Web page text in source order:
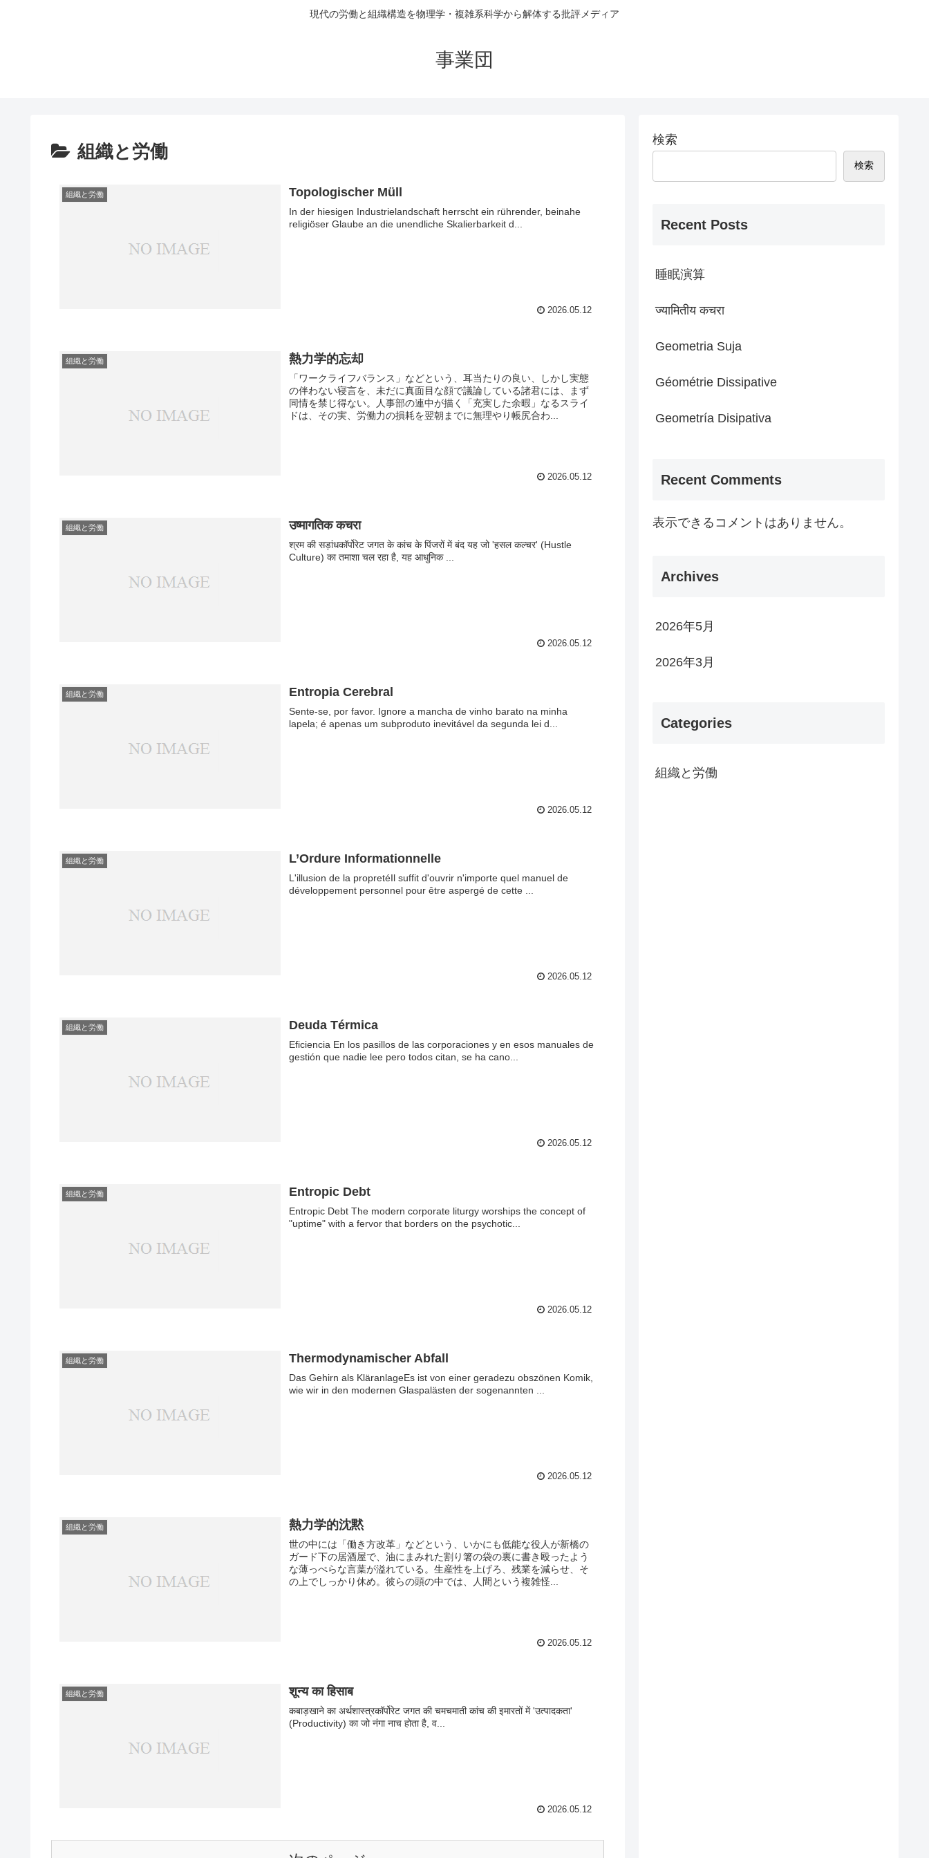
現代の労働と組織構造を物理学・複雑系科学から解体する批評メディア
事業団
組織と労働
組織と労働 Topologischer Müll
In der hiesigen Industrielandschaft herrscht ein rührender, beinahe
religiöser Glaube an die unendliche Skalierbarkeit d...
2026.05.12
組織と労働 熱力学的忘却
「ワークライフバランス」などという、耳当たりの良い、しかし実態
の伴わない寝言を、未だに真面目な顔で議論している諸君には、まず
同情を禁じ得ない。人事部の連中が描く「充実した余暇」なるスライ
ドは、その実、労働力の損耗を翌朝までに無理やり帳尻合わ...
2026.05.12
組織と労働 उष्मागतिक कचरा
श्रम की सड़ांधकॉर्पोरेट जगत के कांच के पिंजरों में बंद यह जो 'हसल कल्चर' (Hustle
Culture) का तमाशा चल रहा है, यह आधुनिक ...
2026.05.12
組織と労働 Entropia Cerebral
Sente-se, por favor. Ignore a mancha de vinho barato na minha
lapela; é apenas um subproduto inevitável da segunda lei d...
2026.05.12
組織と労働 L’Ordure Informationnelle
L'illusion de la propretéIl suffit d'ouvrir n'importe quel manuel de
développement personnel pour être aspergé de cette ...
2026.05.12
組織と労働 Deuda Térmica
Eficiencia En los pasillos de las corporaciones y en esos manuales de
gestión que nadie lee pero todos citan, se ha cano...
2026.05.12
組織と労働 Entropic Debt
Entropic Debt The modern corporate liturgy worships the concept of
"uptime" with a fervor that borders on the psychotic...
2026.05.12
組織と労働 Thermodynamischer Abfall
Das Gehirn als KläranlageEs ist von einer geradezu obszönen Komik,
wie wir in den modernen Glaspalästen der sogenannten ...
2026.05.12
組織と労働 熱力学的沈黙
世の中には「働き方改革」などという、いかにも低能な役人が新橋の
ガード下の居酒屋で、油にまみれた割り箸の袋の裏に書き殴ったよう
な薄っぺらな言葉が溢れている。生産性を上げろ、残業を減らせ、そ
の上でしっかり休め。彼らの頭の中では、人間という複雑怪...
2026.05.12
組織と労働 शून्य का हिसाब
कबाड़खाने का अर्थशास्त्रकॉर्पोरेट जगत की चमचमाती कांच की इमारतों में 'उत्पादकता'
(Productivity) का जो नंगा नाच होता है, व...
2026.05.12
検索
検索
Recent Posts
睡眠演算
ज्यामितीय कचरा
Geometria Suja
Géométrie Dissipative
Geometría Disipativa
Recent Comments
表示できるコメントはありません。
Archives
2026年5月
2026年3月
Categories
組織と労働